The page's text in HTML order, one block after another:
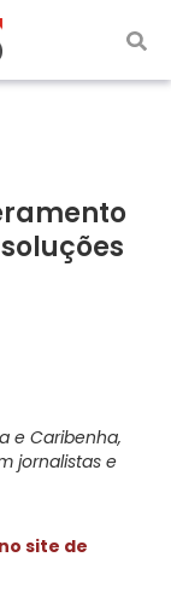
e Caribenha,
jornalistas e
site de